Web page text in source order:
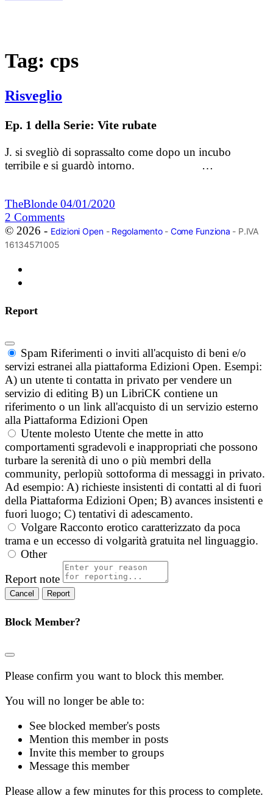
Tag: cps
Risveglio
Ep. 1 della Serie: Vite rubate
J. si svegliò di soprassalto come dopo un incubo
terribile e si guardò intorno. …
TheBlonde 04/01/2020
2 Comments
© 2026 - Edizioni Open- Regolamento- Come Funziona - P.IVA
16134571005
Report
Spam Riferimenti o inviti all'acquisto di beni e/o
servizi estranei alla piattaforma Edizioni Open. Esempi:
A) un utente ti contatta in privato per vendere un
servizio di editing B) un LibriCK contiene un
riferimento o un link all'acquisto di un servizio esterno
alla Piattaforma Edizioni Open
Utente molesto Utente che mette in atto
comportamenti sgradevoli e inappropriati che possono
turbare la serenità di uno o più membri della
community, perlopiù sottoforma di messaggi in privato.
Ad esempio: A) richieste insistenti di contatti al di fuori
della Piattaforma Edizioni Open; B) avances insistenti e
fuori luogo; C) tentativi di adescamento.
Volgare Racconto erotico caratterizzato da poca
trama e un eccesso di volgarità gratuita nel linguaggio.
Other
Report note
Report
Block Member?
Please confirm you want to block this member.
You will no longer be able to:
See blocked member's posts
Mention this member in posts
Invite this member to groups
Message this member
Please allow a few minutes for this process to complete.